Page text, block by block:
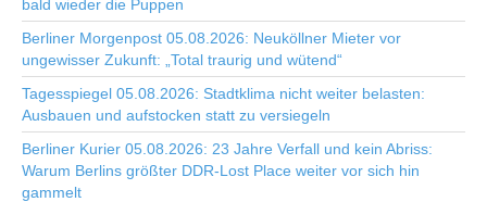
bald wieder die Puppen
Berliner Morgenpost 05.08.2026: Neuköllner Mieter vor
ungewisser Zukunft: „Total traurig und wütend“
Tagesspiegel 05.08.2026: Stadtklima nicht weiter belasten:
Ausbauen und aufstocken statt zu versiegeln
Berliner Kurier 05.08.2026: 23 Jahre Verfall und kein Abriss:
Warum Berlins größter DDR-Lost Place weiter vor sich hin
gammelt